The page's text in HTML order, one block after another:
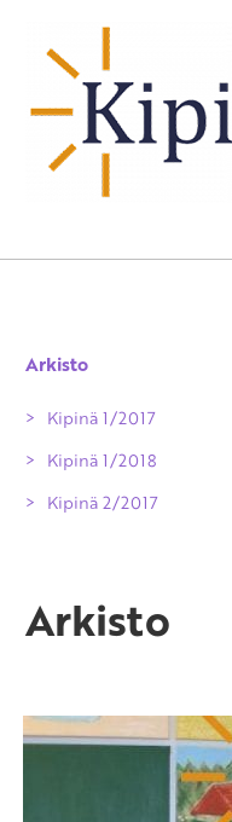
Arkisto
Kipinä 1/2017
Kipinä 1/2018
Kipinä 2/2017
Arkisto